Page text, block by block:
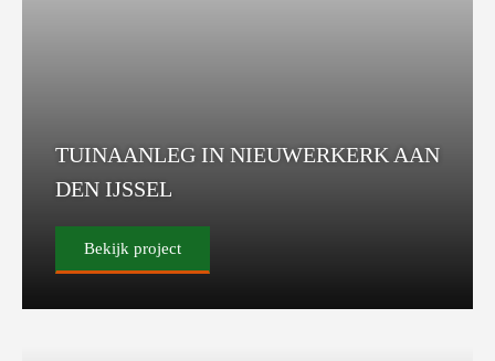
TUINAANLEG IN NIEUWERKERK AAN
DEN IJSSEL
Bekijk project